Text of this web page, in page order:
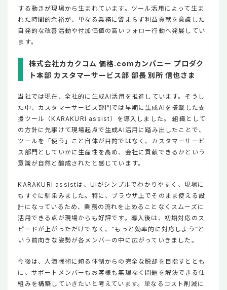
する動きが現場から生まれています。ツール活用によって生ま
れた時間的余裕が、単なる業務に留まらず利益貢献を意識した
自発的な改善活動や付加価値の高いフォロー行動へ発展してい
ます。
株式会社カカクコム 価格.comカンパニー プロダク
ト本部 カスタマーサービス部 部長 別所 信也さま
当社では現在、全社的に生成AI活用を推進しています。そうし
た中、カスタマーサービス部門では早期に生成AIを搭載した支
援ツール（KARAKURI assist）を導入しました。 組織として
の方針に先駆けて現場起点で生成AI活用に踏み出したことで、
ツールを「使う」こと自体が目的ではなく、カスタマーサービ
ス部門としていかに生産性を高め、会社に貢献できるかという
意識が自然と醸成されたと感じています。
KARAKURI assistは、UIがシンプルでわかりやすく、現場に
もすぐに馴染みました。特に、ブラウザ上でそのまま使える設
計になっているため、業務の流れを止めることなくスムーズに
活用できる点が現場からも好評です。導入後は、初期対応のス
ピードが上がっただけでなく、“もっと効率的に対応しよう”と
いう前向きな姿勢が各メンバーの中に広がっていきました。
今後は、人海戦術に頼る体制からの完全な脱却を目指すととも
に、サポートメンバーもお客様も無理なく問題を解決できる仕
組みを構築していきたいと考えています。単なるコスト削減に